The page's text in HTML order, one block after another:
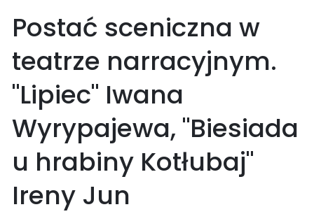
Postać sceniczna w
teatrze narracyjnym.
"Lipiec" Iwana
Wyrypajewa, "Biesiada
u hrabiny Kotłubaj"
Ireny Jun